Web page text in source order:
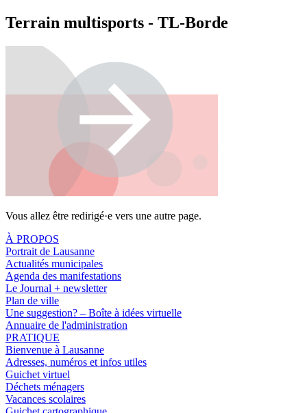
Terrain multisports - TL-Borde
Vous allez être redirigé·e vers une autre page.
À PROPOS
Portrait de Lausanne
Actualités municipales
Agenda des manifestations
Le Journal + newsletter
Plan de ville
Une suggestion? – Boîte à idées virtuelle
Annuaire de l'administration
PRATIQUE
Bienvenue à Lausanne
Adresses, numéros et infos utiles
Guichet virtuel
Déchets ménagers
Vacances scolaires